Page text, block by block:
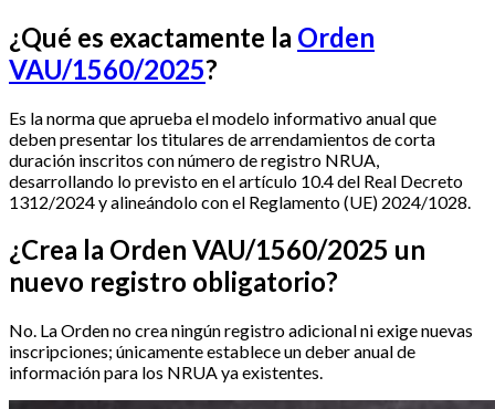
¿Qué es exactamente la Orden
VAU/1560/2025?
Es la norma que aprueba el modelo informativo anual que
deben presentar los titulares de arrendamientos de corta
duración inscritos con número de registro NRUA,
desarrollando lo previsto en el artículo 10.4 del Real Decreto
1312/2024 y alineándolo con el Reglamento (UE) 2024/1028.
¿Crea la Orden VAU/1560/2025 un
nuevo registro obligatorio?
No. La Orden no crea ningún registro adicional ni exige nuevas
inscripciones; únicamente establece un deber anual de
información para los NRUA ya existentes.